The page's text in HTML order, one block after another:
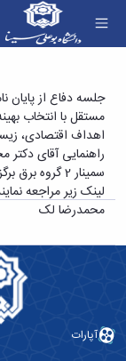
دانشکده
درباره
دانشکده
تاریخچه
ریاست
دانشکده
روسای
پیشین
سازمان
دانشکده
آموزش
دوره
کارشناسی
فرم
ها
و
آئین
آیین‌نامه‌های
تحصیلات
تکمیلی
پژوهش
پژوهش
هفته
پژوهش
کارگاه ها
ها
گروه
اساتید
اساتید
دانشکده
اساتید
آموزشی
گروه
آموزشی
مهندسی
جلسه دفاع از
عملکرد بهینه
مشخصه‌های
اهداف
محمدرضا لک
جلسه دفاع از پایان
مستقل با انتخاب
اهداف اقتصادی،
سمینار 2
لینک زیر مراجعه
محمدرضا لک
آپارات